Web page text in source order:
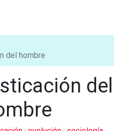
del hombre
del